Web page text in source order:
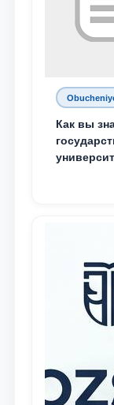
Как вы